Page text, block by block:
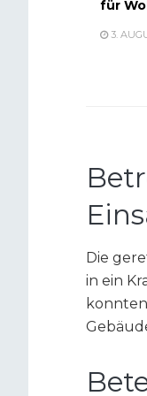
für
3.
Die
in ein